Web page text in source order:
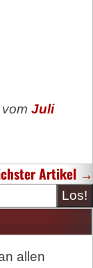
Juli
Artikel →
allen